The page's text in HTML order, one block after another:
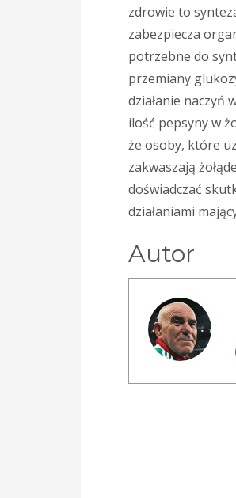
zdrowie to
zabezpiecza
potrzebne do
przemiany
działanie naczyń
ilość pepsyny w
że osoby, które
zakwaszają
doświadczać
działaniami
Autor